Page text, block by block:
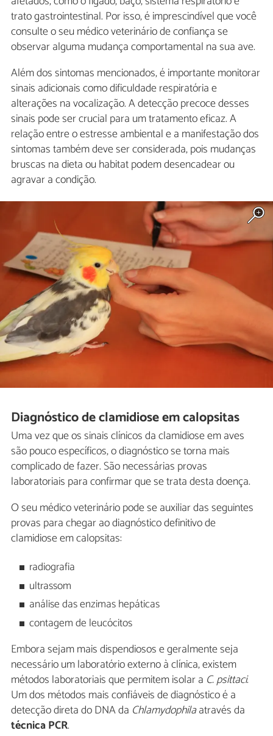
trato gastrointestinal. Por isso, é imprescindível que você
consulte o seu médico veterinário de confiança se
observar alguma mudança comportamental na sua ave.
Além dos sintomas mencionados, é importante monitorar
sinais adicionais como dificuldade respiratória e
alterações na vocalização. A detecção precoce desses
sinais pode ser crucial para um tratamento eficaz. A
relação entre o estresse ambiental e a manifestação dos
sintomas também deve ser considerada, pois mudanças
bruscas na dieta ou habitat podem desencadear ou
agravar a condição.
Diagnóstico de clamidiose em calopsitas
Uma vez que os sinais clínicos da clamidiose em aves
são pouco específicos, o diagnóstico se torna mais
complicado de fazer. São necessárias provas
laboratoriais para confirmar que se trata desta doença.
O seu médico veterinário pode se auxiliar das seguintes
provas para chegar ao diagnóstico definitivo de
clamidiose em calopsitas:
radiografia
ultrassom
análise das enzimas hepáticas
contagem de leucócitos
Embora sejam mais dispendiosos e geralmente seja
necessário um laboratório externo à clínica, existem
métodos laboratoriais que permitem isolar a C. psittaci.
Um dos métodos mais confiáveis de diagnóstico é a
detecção direta do DNA da Chlamydophilaatravés da
técnica PCR.